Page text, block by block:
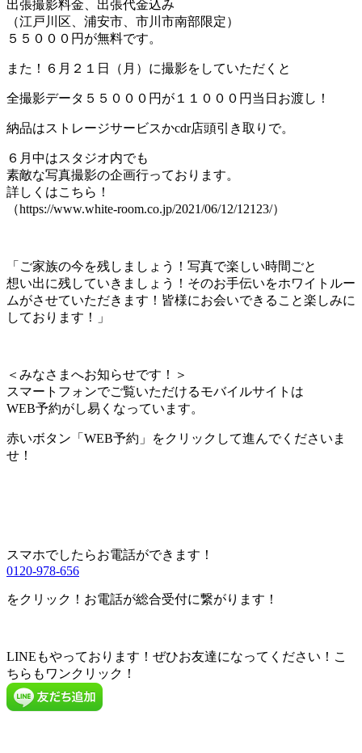
出張撮影料金、出張代金込み
（江戸川区、浦安市、市川市南部限定）
５５０００円が無料です。
また！６月２１日（月）に撮影をしていただくと
全撮影データ５５０００円が１１０００円当日お渡し！
納品はストレージサービスかcdr店頭引き取りで。
６月中はスタジオ内でも
素敵な写真撮影の企画行っております。
詳しくはこちら！
（https://www.white-room.co.jp/2021/06/12/12123/）
「ご家族の今を残しましょう！写真で楽しい時間ごと
想い出に残していきましょう！そのお手伝いをホワイトルー
ムがさせていただきます！皆様にお会いできること楽しみに
しております！」
＜みなさまへお知らせです！＞
スマートフォンでご覧いただけるモバイルサイトは
WEB予約がし易くなっています。
赤いボタン「WEB予約」をクリックして進んでくださいま
せ！
スマホでしたらお電話ができます！
0120-978-656
をクリック！お電話が総合受付に繋がります！
LINEもやっております！ぜひお友達になってください！こ
ちらもワンクリック！